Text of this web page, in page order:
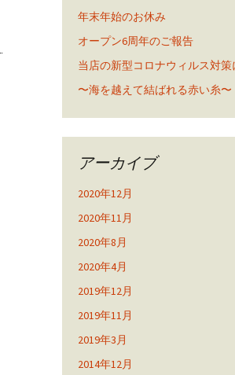
年末年始のお休み
オープン6周年のご報告
当店の新型コロナウィルス対策
〜海を越えて結ばれる赤い糸〜
アーカイブ
2020年12月
2020年11月
2020年8月
2020年4月
2019年12月
2019年11月
2019年3月
2014年12月